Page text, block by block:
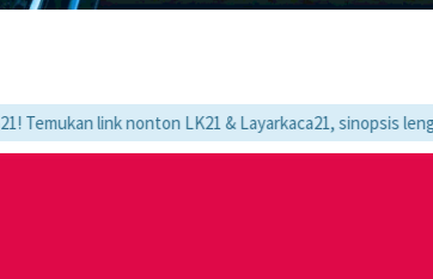
nonton LK21 & Layarkaca21, sinopsis lengkap, dan